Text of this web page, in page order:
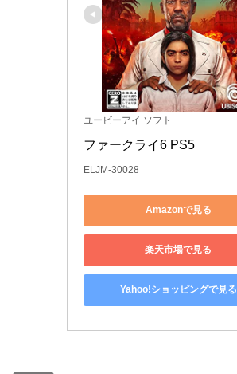
ユービーアイ ソフト
ファークライ6 PS5
ELJM-30028
Amazonで見る
楽天市場で見る
Yahoo!ショッピングで見る